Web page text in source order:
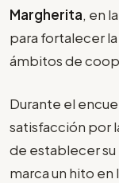
Margherita, en
para fortalecer
ámbitos de
Durante el
satisfacción por
de establecer su
marca un hito